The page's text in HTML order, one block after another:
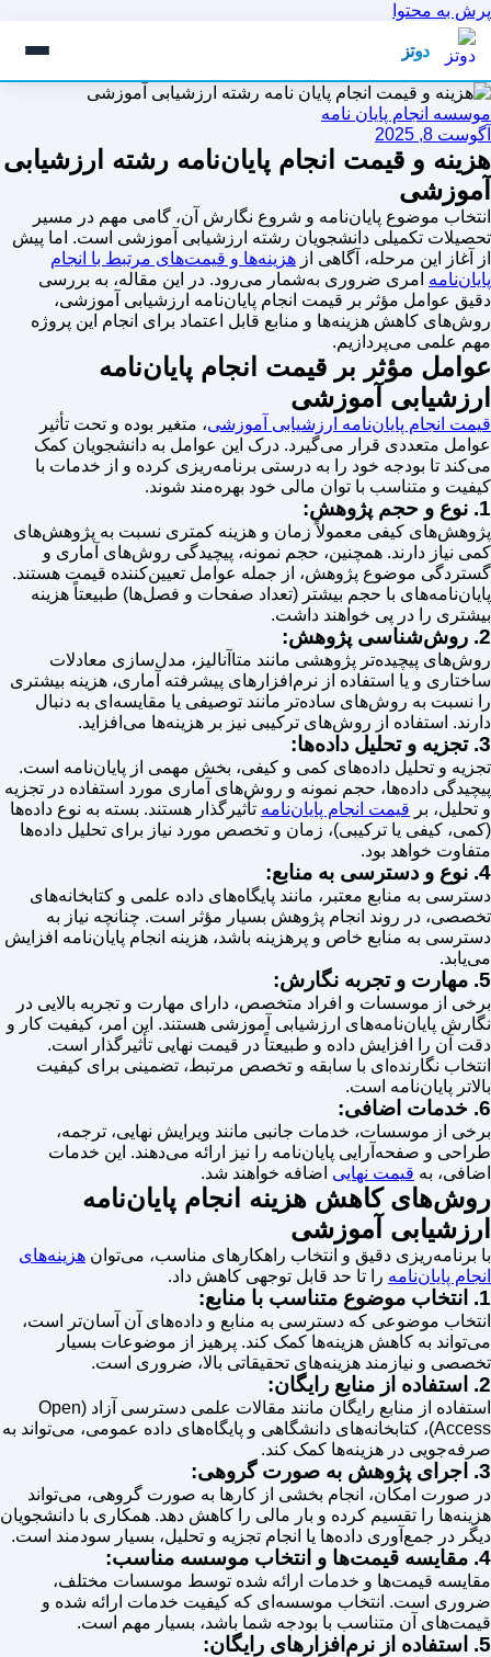
پرش به محتوا
دوتز
موسسه انجام پایان نامه
آگوست 8, 2025
هزینه و قیمت انجام پایان‌نامه رشته ارزشیابی
آموزشی
انتخاب موضوع پایان‌نامه و شروع نگارش آن، گامی مهم در مسیر
تحصیلات تکمیلی دانشجویان رشته ارزشیابی آموزشی است. اما پیش
از آغاز این مرحله، آگاهی از هزینه‌ها و قیمت‌های مرتبط با انجام
پایان‌نامه امری ضروری به‌شمار می‌رود. در این مقاله، به بررسی
دقیق عوامل مؤثر بر قیمت انجام پایان‌نامه ارزشیابی آموزشی،
روش‌های کاهش هزینه‌ها و منابع قابل اعتماد برای انجام این پروژه
مهم علمی می‌پردازیم.
عوامل مؤثر بر قیمت انجام پایان‌نامه
ارزشیابی آموزشی
قیمت انجام پایان‌نامه ارزشیابی آموزشی، متغیر بوده و تحت تأثیر
عوامل متعددی قرار می‌گیرد. درک این عوامل به دانشجویان کمک
می‌کند تا بودجه خود را به درستی برنامه‌ریزی کرده و از خدمات با
کیفیت و متناسب با توان مالی خود بهره‌مند شوند.
1. نوع و حجم پژوهش:
پژوهش‌های کیفی معمولاً زمان و هزینه کمتری نسبت به پژوهش‌های
کمی نیاز دارند. همچنین، حجم نمونه، پیچیدگی روش‌های آماری و
گستردگی موضوع پژوهش، از جمله عوامل تعیین‌کننده قیمت هستند.
پایان‌نامه‌های با حجم بیشتر (تعداد صفحات و فصل‌ها) طبیعتاً هزینه
بیشتری را در پی خواهند داشت.
2. روش‌شناسی پژوهش:
روش‌های پیچیده‌تر پژوهشی مانند متاآنالیز، مدل‌سازی معادلات
ساختاری و یا استفاده از نرم‌افزارهای پیشرفته آماری، هزینه بیشتری
را نسبت به روش‌های ساده‌تر مانند توصیفی یا مقایسه‌ای به دنبال
دارند. استفاده از روش‌های ترکیبی نیز بر هزینه‌ها می‌افزاید.
3. تجزیه و تحلیل داده‌ها:
تجزیه و تحلیل داده‌های کمی و کیفی، بخش مهمی از پایان‌نامه است.
پیچیدگی داده‌ها، حجم نمونه و روش‌های آماری مورد استفاده در تجزیه
و تحلیل، بر قیمت انجام پایان‌نامه تأثیرگذار هستند. بسته به نوع داده‌ها
(کمی، کیفی یا ترکیبی)، زمان و تخصص مورد نیاز برای تحلیل داده‌ها
متفاوت خواهد بود.
4. نوع و دسترسی به منابع:
دسترسی به منابع معتبر، مانند پایگاه‌های داده علمی و کتابخانه‌های
تخصصی، در روند انجام پژوهش بسیار مؤثر است. چنانچه نیاز به
دسترسی به منابع خاص و پرهزینه باشد، هزینه انجام پایان‌نامه افزایش
می‌یابد.
5. مهارت و تجربه نگارش:
برخی از موسسات و افراد متخصص، دارای مهارت و تجربه بالایی در
نگارش پایان‌نامه‌های ارزشیابی آموزشی هستند. این امر، کیفیت کار و
دقت آن را افزایش داده و طبیعتاً در قیمت نهایی تأثیرگذار است.
انتخاب نگارنده‌ای با سابقه و تخصص مرتبط، تضمینی برای کیفیت
بالاتر پایان‌نامه است.
6. خدمات اضافی:
برخی از موسسات، خدمات جانبی مانند ویرایش نهایی، ترجمه،
طراحی و صفحه‌آرایی پایان‌نامه را نیز ارائه می‌دهند. این خدمات
اضافی، به قیمت نهایی اضافه خواهند شد.
روش‌های کاهش هزینه انجام پایان‌نامه
ارزشیابی آموزشی
با برنامه‌ریزی دقیق و انتخاب راهکارهای مناسب، می‌توان هزینه‌های
انجام پایان‌نامه را تا حد قابل توجهی کاهش داد.
1. انتخاب موضوع متناسب با منابع:
انتخاب موضوعی که دسترسی به منابع و داده‌های آن آسان‌تر است،
می‌تواند به کاهش هزینه‌ها کمک کند. پرهیز از موضوعات بسیار
تخصصی و نیازمند هزینه‌های تحقیقاتی بالا، ضروری است.
2. استفاده از منابع رایگان:
استفاده از منابع رایگان مانند مقالات علمی دسترسی آزاد (Open
Access)، کتابخانه‌های دانشگاهی و پایگاه‌های داده عمومی، می‌تواند به
صرفه‌جویی در هزینه‌ها کمک کند.
3. اجرای پژوهش به صورت گروهی:
در صورت امکان، انجام بخشی از کارها به صورت گروهی، می‌تواند
هزینه‌ها را تقسیم کرده و بار مالی را کاهش دهد. همکاری با دانشجویان
دیگر در جمع‌آوری داده‌ها یا انجام تجزیه و تحلیل، بسیار سودمند است.
4. مقایسه قیمت‌ها و انتخاب موسسه مناسب:
مقایسه قیمت‌ها و خدمات ارائه شده توسط موسسات مختلف،
ضروری است. انتخاب موسسه‌ای که کیفیت خدمات ارائه شده و
قیمت‌های آن متناسب با بودجه شما باشد، بسیار مهم است.
5. استفاده از نرم‌افزارهای رایگان: